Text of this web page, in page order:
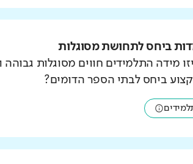
ביחס לתחושת מסוגלות
מידה התלמידים חווים מסוגלות גבוהה
ביחס לבתי הספר הדומים?